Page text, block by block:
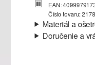
EAN:
Číslo tovaru:
Materiál a
Doručenie a